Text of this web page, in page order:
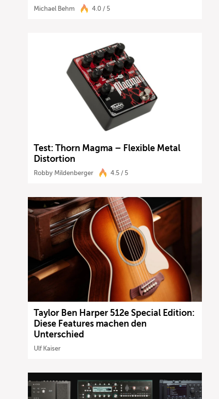
Michael Behm 4.0 / 5
Test: Thorn Magma – Flexible Metal
Distortion
Robby Mildenberger 4.5 / 5
Taylor Ben Harper 512e Special Edition:
Diese Features machen den
Unterschied
Ulf Kaiser